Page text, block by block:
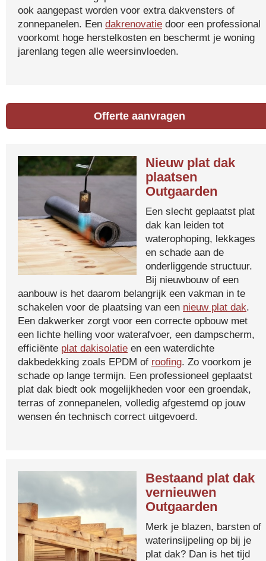
ook aangepast worden voor extra dakvensters of
zonnepanelen. Een dakrenovatie door een professional
voorkomt hoge herstelkosten en beschermt je woning
jarenlang tegen alle weersinvloeden.
Offerte aanvragen
Nieuw plat dak
plaatsen
Outgaarden
Een slecht geplaatst plat
dak kan leiden tot
waterophoping, lekkages
en schade aan de
onderliggende structuur.
Bij nieuwbouw of een
aanbouw is het daarom belangrijk een vakman in te
schakelen voor de plaatsing van een nieuw plat dak.
Een dakwerker zorgt voor een correcte opbouw met
een lichte helling voor waterafvoer, een dampscherm,
efficiënte plat dakisolatie en een waterdichte
dakbedekking zoals EPDM of roofing. Zo voorkom je
schade op lange termijn. Een professioneel geplaatst
plat dak biedt ook mogelijkheden voor een groendak,
terras of zonnepanelen, volledig afgestemd op jouw
wensen én technisch correct uitgevoerd.
Bestaand plat dak
vernieuwen
Outgaarden
Merk je blazen, barsten of
waterinsijpeling op bij je
plat dak? Dan is het tijd